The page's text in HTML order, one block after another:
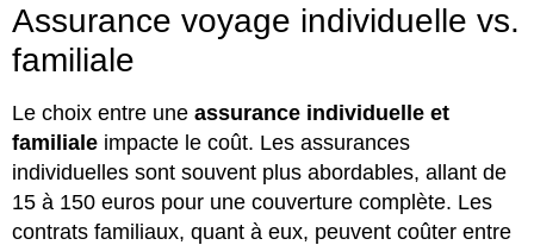
Assurance voyage individuelle vs.
familiale
Le choix entre une assurance individuelle et
familiale impacte le coût. Les assurances
individuelles sont souvent plus abordables, allant de
15 à 150 euros pour une couverture complète. Les
contrats familiaux, quant à eux, peuvent coûter entre